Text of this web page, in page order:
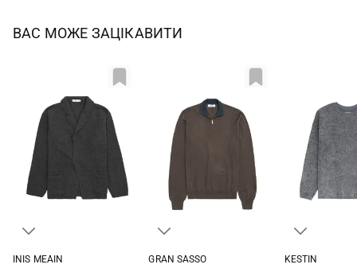
ВАС МОЖЕ ЗАЦІКАВИТИ
INIS MEAIN
GRAN SASSO
KESTIN